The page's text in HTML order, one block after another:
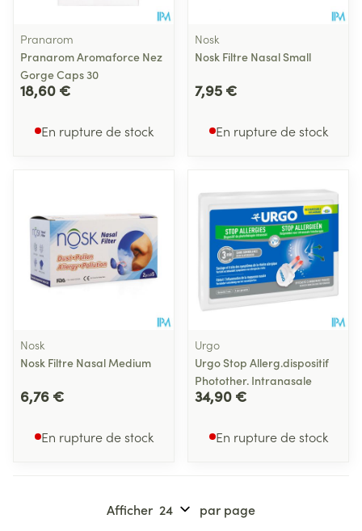
Pranarom
Pranarom Aromaforce Nez
Gorge Caps 30
18,60 €
En rupture de stock
Nosk
Nosk Filtre Nasal Small
7,95 €
En rupture de stock
Nosk
Nosk Filtre Nasal Medium
6,76 €
En rupture de stock
Urgo
Urgo Stop Allerg.dispositif
Photother. Intranasale
34,90 €
En rupture de stock
Afficher par page